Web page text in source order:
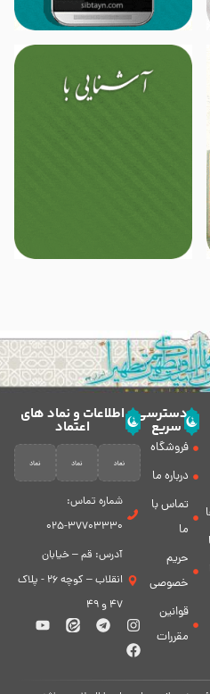
دسترسی
سریع
فروشگاه
درباره ما
تماس با
ما
حریم
خصوصی
قوانین
مقررات
اطلاعات و نماد های
اعتماد
شماره تماس:
37703330-025
آدرس: قم – خیابان
انقلاب – کوچه 26 - پلاک
47 و 49